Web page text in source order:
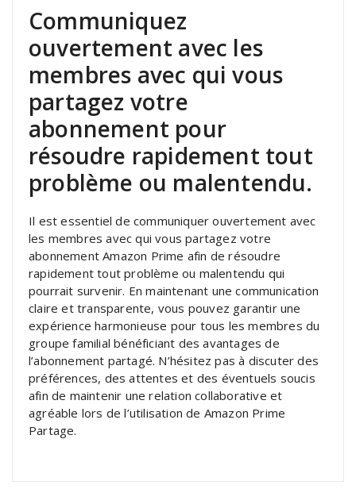
Communiquez
ouvertement avec les
membres avec qui vous
partagez votre
abonnement pour
résoudre rapidement tout
problème ou malentendu.
Il est essentiel de communiquer ouvertement avec
les membres avec qui vous partagez votre
abonnement Amazon Prime afin de résoudre
rapidement tout problème ou malentendu qui
pourrait survenir. En maintenant une communication
claire et transparente, vous pouvez garantir une
expérience harmonieuse pour tous les membres du
groupe familial bénéficiant des avantages de
l’abonnement partagé. N’hésitez pas à discuter des
préférences, des attentes et des éventuels soucis
afin de maintenir une relation collaborative et
agréable lors de l’utilisation de Amazon Prime
Partage.